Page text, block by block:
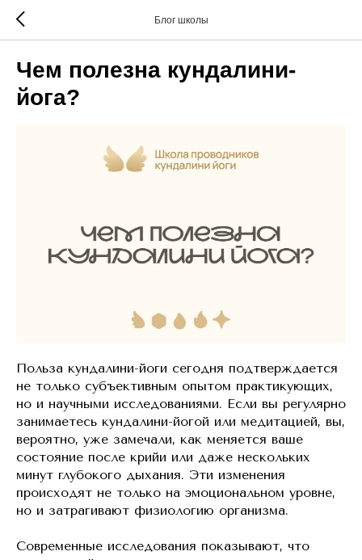
Блог школы
Чем полезна кундалини-
йога?
Польза кундалини-йоги сегодня подтверждается
не только субъективным опытом практикующих,
но и научными исследованиями. Если вы регулярно
занимаетесь кундалини-йогой или медитацией, вы,
вероятно, уже замечали, как меняется ваше
состояние после крийи или даже нескольких
минут глубокого дыхания. Эти изменения
происходят не только на эмоциональном уровне,
но и затрагивают физиологию организма.
Современные исследования показывают, что